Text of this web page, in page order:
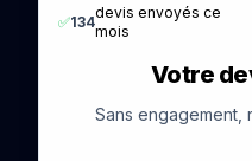
✅134
devis envoyés ce
mois
Votre
Sans engagement,